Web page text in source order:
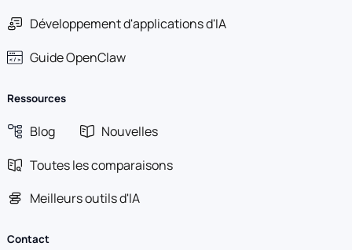
Développement d'applications d'IA
Guide OpenClaw
Ressources
Blog
Nouvelles
Toutes les comparaisons
Meilleurs outils d'IA
Contact